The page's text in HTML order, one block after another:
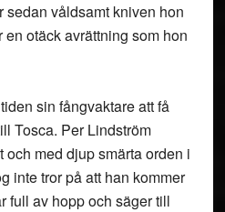
sedan våldsamt kniven hon
otäck avrättning som hon
sin fångvaktare att få
Tosca. Per Lindström
med djup smärta orden i
inte tror på att han kommer
full av hopp och säger till